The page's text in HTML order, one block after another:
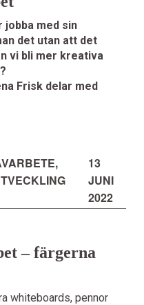
med sin
det utan att det
vi bli mer kreativa
Frisk delar med
,
13
JUNI
2022
– färgerna
whiteboards, pennor